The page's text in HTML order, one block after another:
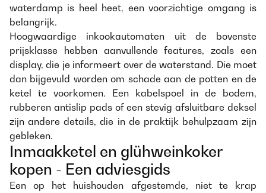
waterdamp is heel heet, een voorzichtige omgang is
belangrijk.
Hoogwaardige inkookautomaten uit de bovenste
prijsklasse hebben aanvullende features, zoals een
display, die je informeert over de waterstand. Die moet
dan bijgevuld worden om schade aan de potten en de
ketel te voorkomen. Een kabelspoel in de bodem,
rubberen antislip pads of een stevig afsluitbare deksel
zijn andere details, die in de praktijk behulpzaam zijn
gebleken.
Inmaakketel en glühweinkoker
kopen - Een adviesgids
Een op het huishouden afgestemde, niet te krap